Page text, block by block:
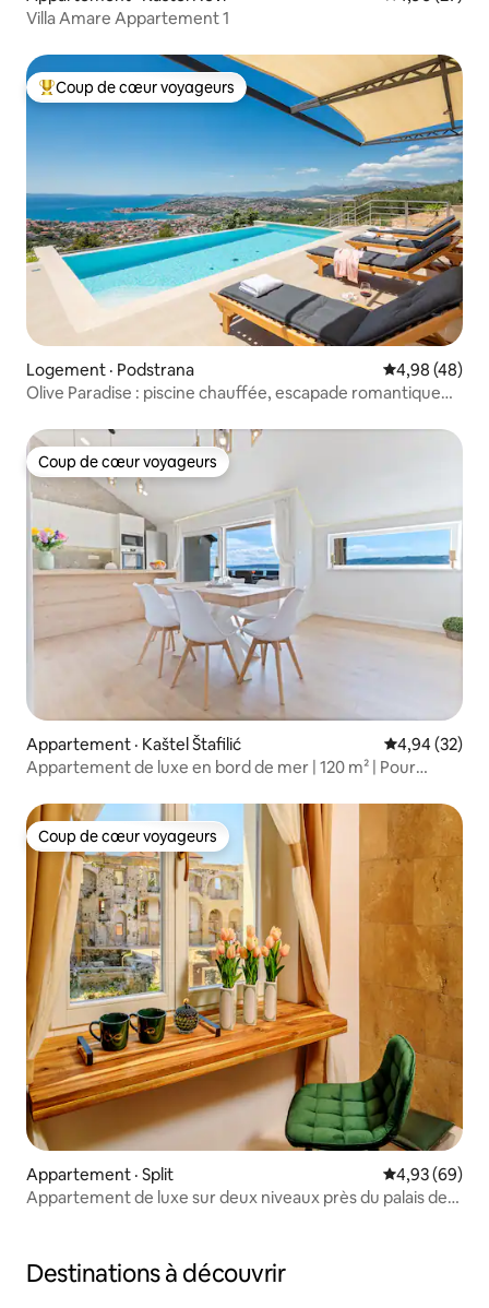
Villa Amare Appartement 1
Coup de cœur voyageurs parmi les plus aimés
Coup de cœur voyageurs
Logement · Podstrana Note
4,98 (48)
Olive Paradise : piscine chauffée, escapade romantique
Coup de cœur voyageurs
Coup de cœur voyageurs
Appartement · Kaštel Štafilić Note
4,94 (32)
Appartement de luxe en bord de mer | 120 m² | Pour
Coup de cœur voyageurs
Coup de cœur voyageurs
Appartement · Split Note
4,93 (69)
Appartement de luxe sur deux niveaux près du palais de
Destinations à découvrir